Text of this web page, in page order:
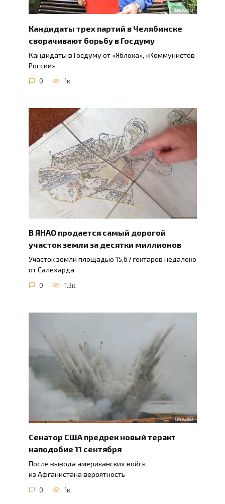
Кандидаты трех партий в Челябинске
сворачивают борьбу в Госдуму
Кандидаты в Госдуму от «Яблока», «Коммунистов
России»
0 1к.
В ЯНАО продается самый дорогой
участок земли за десятки миллионов
Участок земли площадью 15,67 гектаров недалеко
от Салехарда
0 1.3к.
Сенатор США предрек новый теракт
наподобие 11 сентября
После вывода американских войск
из Афганистана вероятность
0 1к.